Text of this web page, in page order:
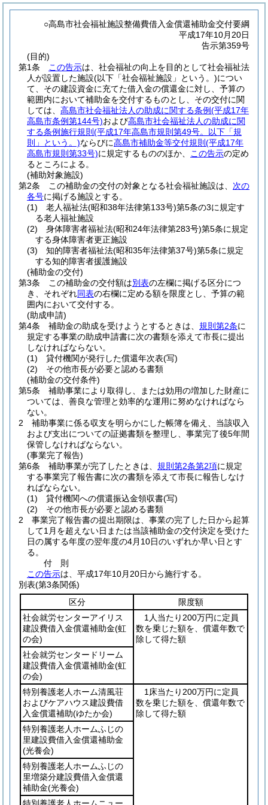
○高島市社会福祉施設整備費借入金償還補助金交付要綱
平成17年10月20日
告示第359号
(目的)
第1条
この告示は、社会福祉の向上を目的として社会福祉法
人が設置した施設(以下「社会福祉施設」という。)につい
て、その建設資金に充てた借入金の償還金に対し、予算の
範囲内において補助金を交付するものとし、その交付に関
しては、 高島市社会福祉法人の助成に関する条例(平成17年
高島市条例第144号)および高島市社会福祉法人の助成に関
する条例施行規則 (平成17年高島市規則第49号。以下「規
則」という。)ならびに高島市補助金等交付規則 (平成17年
高島市規則第33号)に規定するもののほか、 この告示の定め
るところによる。
(補助対象施設)
第2条
この補助金の交付の対象となる社会福祉施設は、 次の
各号に掲げる施設とする。
(1)
老人福祉法(昭和38年法律第133号)第5条の3に規定す
る老人福祉施設
(2)
身体障害者福祉法(昭和24年法律第283号)第5条に規定
する身体障害者更正施設
(3)
知的障害者福祉法(昭和35年法律第37号)第5条に規定
する知的障害者援護施設
(補助金の交付)
第3条
この補助金の交付額は別表の左欄に掲げる区分につ
き、それぞれ同表の右欄に定める額を限度とし、予算の範
囲内において交付する。
(助成申請)
第4条
補助金の助成を受けようとするときは、 規則第2条に
規定する事業の助成申請書に次の書類を添えて市長に提出
しなければならない。
(1)
貸付機関が発行した償還年次表(写)
(2)
その他市長が必要と認める書類
(補助金の交付条件)
第5条
補助事業により取得し、または効用の増加した財産に
ついては、善良な管理と効率的な運用に努めなければなら
ない。
2
補助事業に係る収支を明らかにした帳簿を備え、当該収入
および支出についての証拠書類を整理し、事業完了後5年間
保管しなければならない。
(事業完了報告)
第6条
補助事業が完了したときは、 規則第2条第2項に規定
する事業完了報告書に次の書類を添えて市長に報告しなけ
ればならない。
(1)
貸付機関への償還振込金領収書(写)
(2)
その他市長が必要と認める書類
2
事業完了報告書の提出期限は、事業の完了した日から起算
して1月を超えない日または当該補助金の交付決定を受けた
日の属する年度の翌年度の4月10日のいずれか早い日とす
る。
付 則
この告示は、平成17年10月20日から施行する。
別表(第3条関係)
区分
限度額
社会就労センターアイリス
建設費借入金償還補助金(虹
の会)
1人当たり200万円に定員
数を乗じた額を、償還年数で
除して得た額
社会就労センタードリーム
建設費借入金償還補助金(虹
の会)
特別養護老人ホーム清風荘
およびケアハウス建設費借
入金償還補助(ゆたか会)
1床当たり200万円に定員
数を乗じた額を、償還年数で
除して得た額
特別養護老人ホームふじの
里建設費借入金償還補助金
(光養会)
特別養護老人ホームふじの
里増築分建設費借入金償還
補助金(光養会)